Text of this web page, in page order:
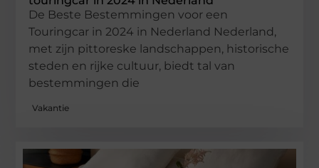
De Beste Bestemmingen voor een
Touringcar in 2024 in Nederland Nederland,
met zijn pittoreske landschappen, historische
steden en rijke cultuur, biedt tal van
bestemmingen die
Vakantie